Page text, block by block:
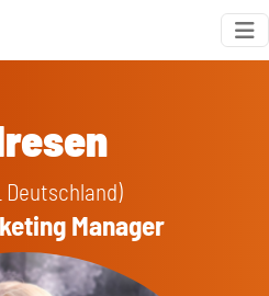
Deutschland)
Manager